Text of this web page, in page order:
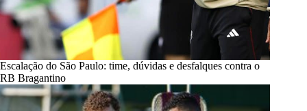
Escalação do São Paulo: time, dúvidas e desfalques contra o
RB Bragantino